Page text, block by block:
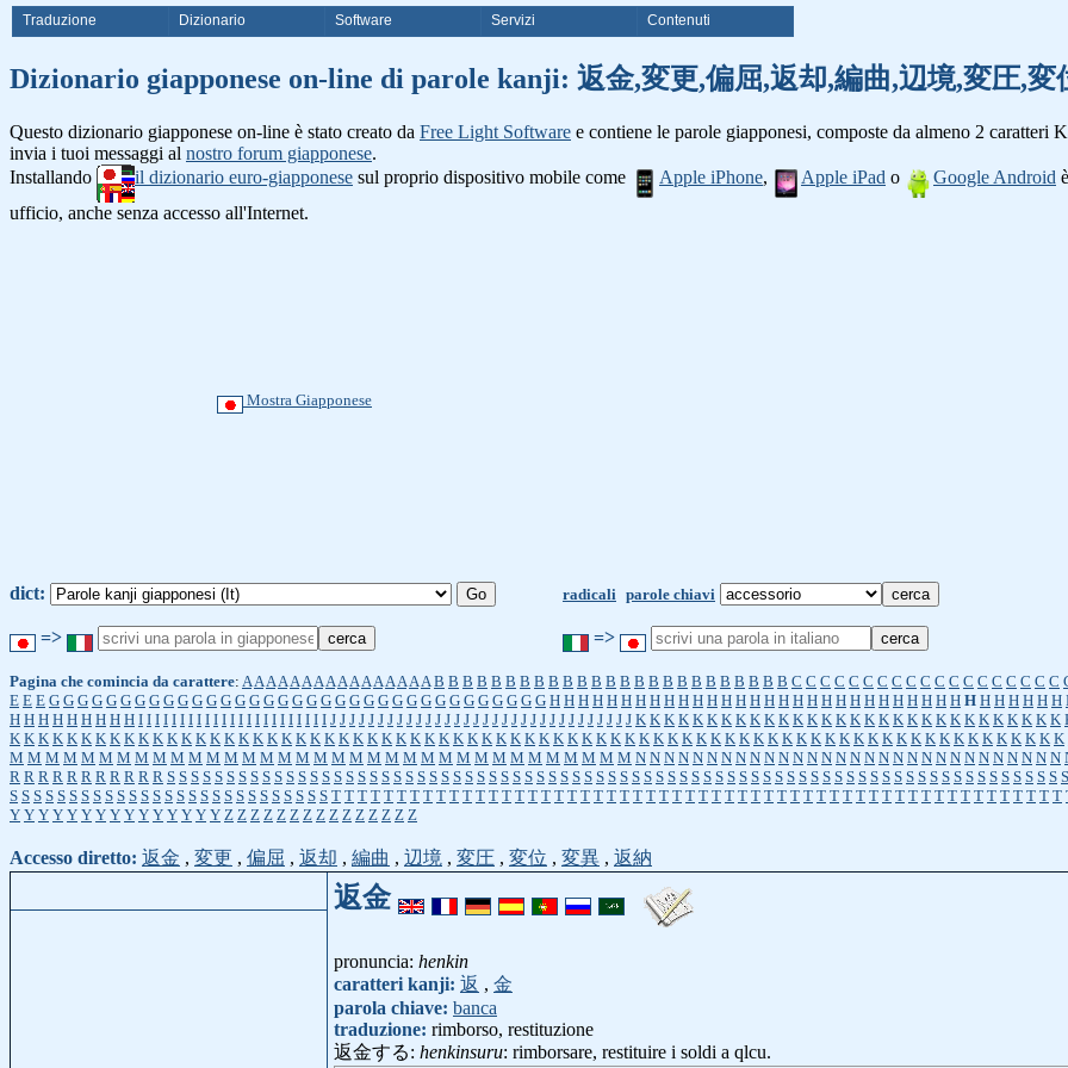
Traduzione Dizionario Software Servizi Contenuti
Dizionario giapponese on-line di parole kanji: 返金,変更,偏屈,返却,編曲,辺境,変圧,変
Questo dizionario giapponese on-line è stato creato da Free Light Software e contiene le parole giapponesi, composte da almeno 2 caratteri
invia i tuoi messaggi al nostro forum giapponese.
Installando
il dizionario euro-giapponese sul proprio dispositivo mobile come Apple iPhone, Apple iPad o Google Android
ufficio, anche senza accesso all'Internet.
Mostra Giapponese
dict: radicali parole chiavi
=> =>
Pagina che comincia da carattere: A A A A A A A A A A A A A A A A B B B B B B B B B B B B B B B B B B B B B B B B B C C C C C C C C C C C C C C C C C C C
E E E G G G G G G G G G G G G G G G G G G G G G G G G G G G G G G G G G G G H H H H H H H H H H H H H H H H H H H H H H H H H H H H H H H H H H H H
H H H H H H H H H I I I I I I I I I I I I I I I I I I I I I I I J J J J J J J J J J J J J J J J J J J J J J J J J J J J J J J J K K K K K K K K K K K K K K K K K K K K K K K K K K K K K K
K K K K K K K K K K K K K K K K K K K K K K K K K K K K K K K K K K K K K K K K K K K K K K K K K K K K K K K K K K K K K K K K K K K K K K K K K K
M M M M M M M M M M M M M M M M M M M M M M M M M M M M M M M M M M M N N N N N N N N N N N N N N N N N N N N N N N N N N N N N N
R R R R R R R R R R R S S S S S S S S S S S S S S S S S S S S S S S S S S S S S S S S S S S S S S S S S S S S S S S S S S S S S S S S S S S S S S S S S S S S S S S S S S S S
S S S S S S S S S S S S S S S S S S S S S S S S S S S T T T T T T T T T T T T T T T T T T T T T T T T T T T T T T T T T T T T T T T T T T T T T T T T T T T T T T T T
Y Y Y Y Y Y Y Y Y Y Y Y Y Y Y Z Z Z Z Z Z Z Z Z Z Z Z Z Z Z
Accesso diretto: 返金 , 変更 , 偏屈 , 返却 , 編曲 , 辺境 , 変圧 , 変位 , 変異 , 返納
返金
pronuncia: henkin
caratteri kanji: 返 , 金
parola chiave: banca
traduzione: rimborso, restituzione
返金する: henkinsuru: rimborsare, restituire i soldi a qlcu.